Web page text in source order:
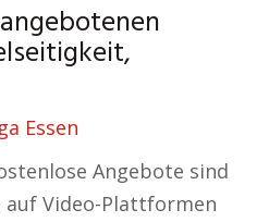
Essen
Angebote sind
Video-Plattformen